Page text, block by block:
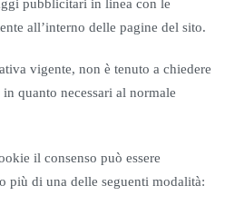
pubblicitari in linea con le
all’interno delle pagine del sito.
vigente, non è tenuto a chiedere
quanto necessari al normale
il consenso può essere
più di una delle seguenti modalità: